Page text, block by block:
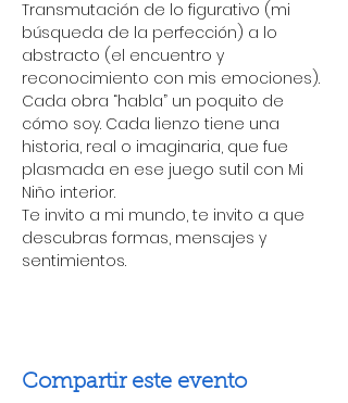
Transmutación de lo figurativo (mi
búsqueda de la perfección) a lo
abstracto (el encuentro y
reconocimiento con mis emociones).
Cada obra “habla” un poquito de
cómo soy. Cada lienzo tiene una
historia, real o imaginaria, que fue
plasmada en ese juego sutil con Mi
Niño interior.
Te invito a mi mundo, te invito a que
descubras formas, mensajes y
sentimientos.
Compartir este evento